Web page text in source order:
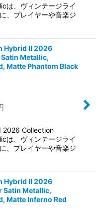
は、ヴィンテージライ
、プレイヤーや音楽ジ
Hybrid II 2026
Metallic,
Matte Phantom Black
2026 Collection
は、ヴィンテージライ
、プレイヤーや音楽ジ
Hybrid II 2026
Satin Metallic,
Matte Inferno Red